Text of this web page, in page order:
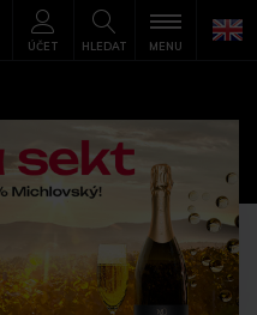
HLEDAT
ÚČET MENU